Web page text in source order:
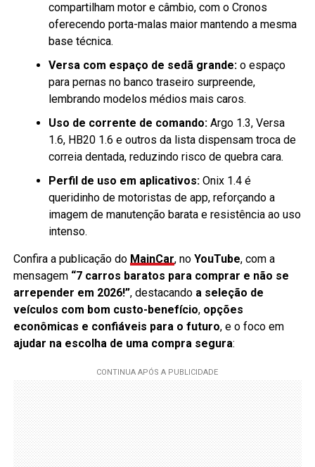
compartilham motor e câmbio, com o Cronos
oferecendo porta-malas maior mantendo a mesma
base técnica.
Versa com espaço de sedã grande:o espaço
para pernas no banco traseiro surpreende,
lembrando modelos médios mais caros.
Uso de corrente de comando:Argo 1.3, Versa
1.6, HB20 1.6 e outros da lista dispensam troca de
correia dentada, reduzindo risco de quebra cara.
Perfil de uso em aplicativos:Onix 1.4 é
queridinho de motoristas de app, reforçando a
imagem de manutenção barata e resistência ao uso
intenso.
Confira a publicação do MainCar, no YouTube, com a
mensagem “7 carros baratos para comprar e não se
arrepender em 2026!”, destacando a seleção de
veículos com bom custo-benefício, opções
econômicas e confiáveis para o futuro, e o foco em
ajudar na escolha de uma compra segura: